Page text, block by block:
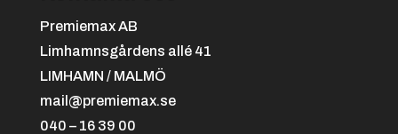
Premiemax AB
Limhamnsgårdens allé 41
LIMHAMN / MALMÖ
mail@premiemax.se
040 – 16 39 00